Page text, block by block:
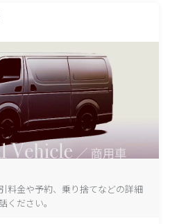
料金や予約、乗り捨てなどの詳細
ください。